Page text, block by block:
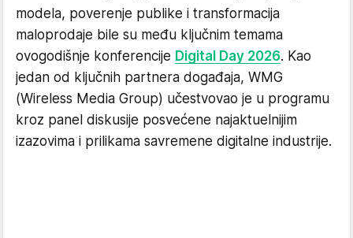
modela, poverenje publike i transformacija
maloprodaje bile su među ključnim temama
ovogodišnje konferencije Digital Day 2026. Kao
jedan od ključnih partnera događaja, WMG
(Wireless Media Group) učestvovao je u programu
kroz panel diskusije posvećene najaktuelnijim
izazovima i prilikama savremene digitalne industrije.